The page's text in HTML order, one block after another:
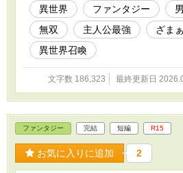
待遇も悪いし嫌になっちゃうね。 でもい
エルシーちゃんがいるから。 それに今ま
れた持ち込みの力もあるんだ。 出来ない
ことなんてなんにもない。 まさに今ここ
ート有り・彼女有りの異世界無双』が始
ふっふ。魔王よ、覚悟の準備をしておく
異世界 ファンタジー
無双
主人公最強 ざまぁ
異世界召喚
文字数 186,323 最終更新日
ファンタジー 完結 短編 R15
お気に入りに追加 2